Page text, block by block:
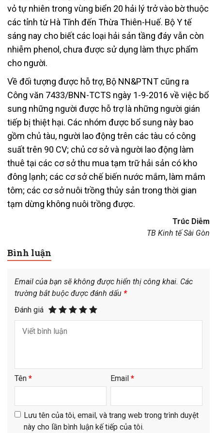
vỏ tự nhiên trong vùng biển 20 hải lý trở vào bờ thuộc
các tỉnh từ Hà Tĩnh đến Thừa Thiên-Huế. Bộ Y tế
sáng nay cho biết các loại hải sản tầng đáy vẫn còn
nhiễm phenol, chưa được sử dụng làm thực phẩm
cho người.
Về đối tượng được hỗ trợ, Bộ NN&PTNT cũng ra
Công văn 7433/BNN-TCTS ngày 1-9-2016 về việc bổ
sung những người được hỗ trợ là những người gián
tiếp bị thiệt hại. Các nhóm được bổ sung này bao
gồm chủ tàu, người lao động trên các tàu có công
suất trên 90 CV; chủ cơ sở và người lao động làm
thuê tại các cơ sở thu mua tạm trữ hải sản có kho
đông lạnh; các cơ sở chế biến nước mắm, làm mắm
tôm; các cơ sở nuôi trồng thủy sản trong thời gian
tạm dừng không nuôi trồng được.
Trúc Diễm
TB Kinh tế Sài Gòn
Bình luận
Email của bạn sẽ không được hiển thị công khai. Các
trường bắt buộc được đánh dấu *
Đánh giá
Tên * Email *
Lưu tên của tôi, email, và trang web trong trình duyệt
này cho lần bình luận kế tiếp của tôi.